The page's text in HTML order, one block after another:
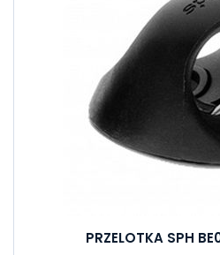
PRZELOTKA SPH